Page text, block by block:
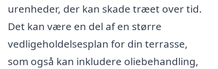
urenheder, der kan skade træet over tid.
Det kan være en del af en større
vedligeholdelsesplan for din terrasse,
som også kan inkludere oliebehandling,